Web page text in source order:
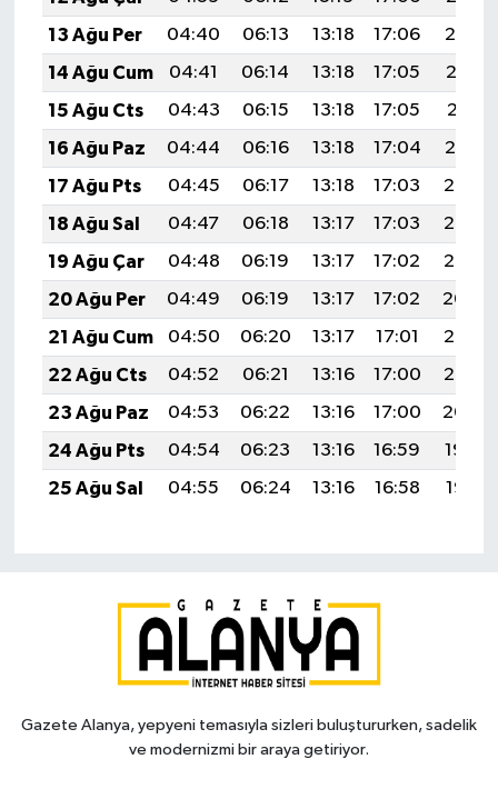
13 Ağu Per
04:40 06:13 13:18 17:06
20:14
14 Ağu Cum
04:41 06:14 13:18 17:05
20:12
15 Ağu Cts
04:43 06:15 13:18 17:05
20:11
16 Ağu Paz
04:44 06:16 13:18 17:04
20:10
17 Ağu Pts
04:45 06:17 13:18 17:03
20:08
18 Ağu Sal
04:47 06:18 13:17 17:03
20:07
19 Ağu Çar
04:48 06:19 13:17 17:02
20:06
20 Ağu Per
04:49 06:19 13:17 17:02
20:04
21 Ağu Cum
04:50 06:20 13:17 17:01
20:03
22 Ağu Cts
04:52 06:21 13:16 17:00
20:02
23 Ağu Paz
04:53 06:22 13:16 17:00
20:00
24 Ağu Pts
04:54 06:23 13:16 16:59
19:59
25 Ağu Sal
04:55 06:24 13:16 16:58 19:57
Gazete Alanya, yepyeni temasıyla sizleri buluştururken, sadelik
ve modernizmi bir araya getiriyor.